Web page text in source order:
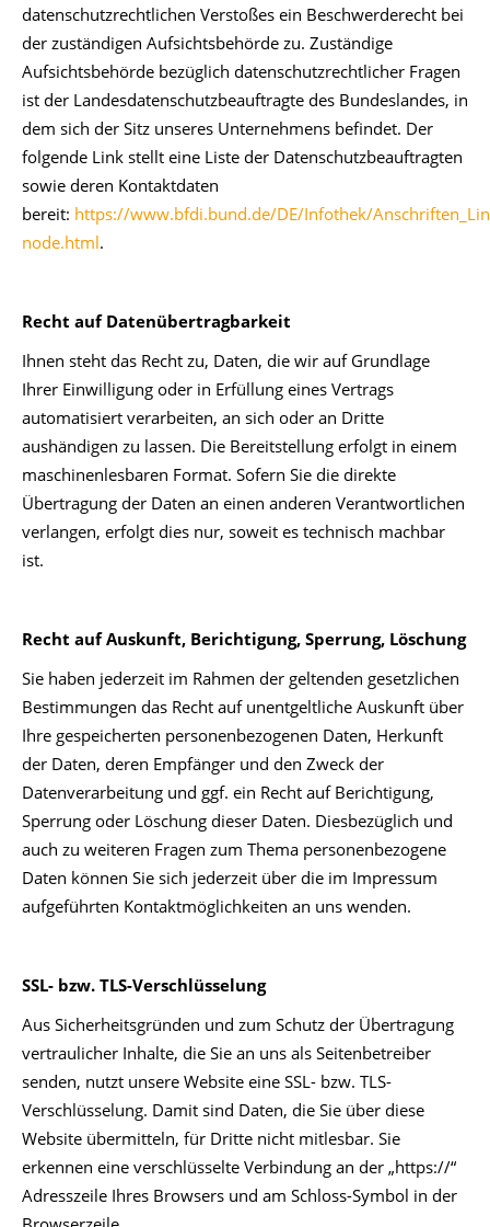
datenschutzrechtlichen Verstoßes ein Beschwerderecht bei
der zuständigen Aufsichtsbehörde zu. Zuständige
Aufsichtsbehörde bezüglich datenschutzrechtlicher Fragen
ist der Landesdatenschutzbeauftragte des Bundeslandes, in
dem sich der Sitz unseres Unternehmens befindet. Der
folgende Link stellt eine Liste der Datenschutzbeauftragten
sowie deren Kontaktdaten
bereit: https://www.bfdi.bund.de/DE/Infothek/
node.html.
Recht auf Datenübertragbarkeit
Ihnen steht das Recht zu, Daten, die wir auf Grundlage
Ihrer Einwilligung oder in Erfüllung eines Vertrags
automatisiert verarbeiten, an sich oder an Dritte
aushändigen zu lassen. Die Bereitstellung erfolgt in einem
maschinenlesbaren Format. Sofern Sie die direkte
Übertragung der Daten an einen anderen Verantwortlichen
verlangen, erfolgt dies nur, soweit es technisch machbar
ist.
Recht auf Auskunft, Berichtigung, Sperrung, Löschung
Sie haben jederzeit im Rahmen der geltenden gesetzlichen
Bestimmungen das Recht auf unentgeltliche Auskunft über
Ihre gespeicherten personenbezogenen Daten, Herkunft
der Daten, deren Empfänger und den Zweck der
Datenverarbeitung und ggf. ein Recht auf Berichtigung,
Sperrung oder Löschung dieser Daten. Diesbezüglich und
auch zu weiteren Fragen zum Thema personenbezogene
Daten können Sie sich jederzeit über die im Impressum
aufgeführten Kontaktmöglichkeiten an uns wenden.
SSL- bzw. TLS-Verschlüsselung
Aus Sicherheitsgründen und zum Schutz der Übertragung
vertraulicher Inhalte, die Sie an uns als Seitenbetreiber
senden, nutzt unsere Website eine SSL- bzw. TLS-
Verschlüsselung. Damit sind Daten, die Sie über diese
Website übermitteln, für Dritte nicht mitlesbar. Sie
erkennen eine verschlüsselte Verbindung an der „https://“
Adresszeile Ihres Browsers und am Schloss-Symbol in der